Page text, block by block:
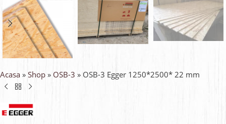
Acasa » Shop » OSB-3 » OSB-3 Egger 1250*2500* 22 mm